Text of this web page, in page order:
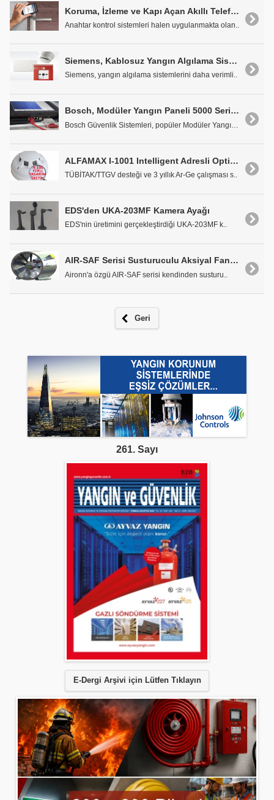
Koruma, İzleme ve Kapı Açan Akıllı Telefonlar
Anahtar kontrol sistemleri halen uygulanmakta olan..
Siemens, Kablosuz Yangın Algılama Sistemini Duyurdu
Siemens, yangın algılama sistemlerini daha verimli..
Bosch, Modüler Yangın Paneli 5000 Serisi'nin IP Haberleşme Özelliği ile Güçlendirilmiş Yeni Versiyonunu Pazara Sürdü
ALFAMAX I-1001 Intelligent Adresli Optik Duman Dedektörü
TÜBİTAK/TTGV desteği ve 3 yıllık Ar-Ge çalışması s..
EDS'den UKA-203MF Kamera Ayağı
EDS'nin üretimini gerçekleştirdiği UKA-203MF k..
AIR-SAF Serisi Susturuculu Aksiyal Fanlar
Aironn'a özgü AIR-SAF serisi kendinden susturu..
Geri
261. Sayı
E-Dergi Arşivi için Lütfen Tıklayın